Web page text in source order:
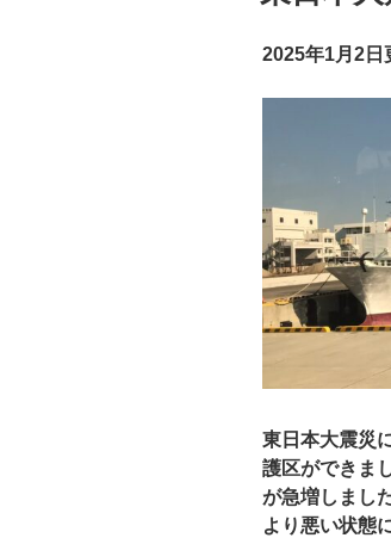
2025年1月2日
東日本大震災
護区ができま
が急増しまし
より悪い状態